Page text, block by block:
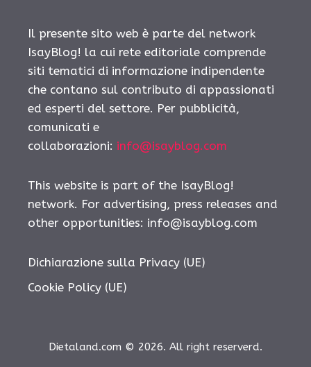
Il presente sito web è parte del network
IsayBlog! la cui rete editoriale comprende
siti tematici di informazione indipendente
che contano sul contributo di appassionati
ed esperti del settore. Per pubblicità,
comunicati e
collaborazioni: info@isayblog.com
This website is part of the IsayBlog!
network. For advertising, press releases and
other opportunities: info@isayblog.com
Dichiarazione sulla Privacy (UE)
Cookie Policy (UE)
Dietaland.com © 2026. All right reserverd.